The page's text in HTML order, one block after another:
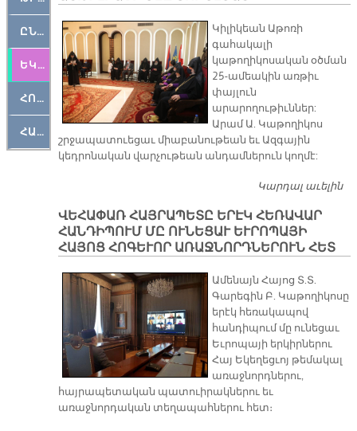
ԸՆԿԵՐԱՄՇԱԿՈՒԹԱՅԻՆ
ԵԿԵՂԵՑԱԿԱՆ
ՀՈԳԵՄՏԱՒՈՐ
ՀԱՐԹԱԿ
Կիլիկեան Աթոռի
գահակալի
կաթողիկոսական օծման
25-ամեակին առթիւ
փայլուն
արարողութիւններ:
Արամ Ա. Կաթողիկոս
շրջապատուեցաւ միաբանութեան եւ Ազգային
կեդրոնական վարչութեան անդամներուն կողմէ:
Կարդալ աւելին
ՎԵՀԱՓԱՌ ՀԱՅՐԱՊԵՏԸ ԵՐԷԿ ՀԵՌԱՎԱՐ
ՀԱՆԴԻՊՈՒՄ ՄԸ ՈՒՆԵՑԱՒ ԵՒՐՈՊԱՅԻ
ՀԱՅՈՑ ՀՈԳԵՒՈՐ ԱՌԱՋՆՈՐԴՆԵՐՈՒՆ ՀԵՏ
Ամենայն Հայոց Տ.Տ.
Գարեգին Բ. Կաթողիկոսը
երէկ հեռակապով
հանդիպում մը ունեցաւ
Եւրոպայի երկիրներու
Հայ Եկեղեցւոյ թեմակալ
առաջնորդներու,
հայրապետական պատուիրակներու եւ
առաջնորդական տեղապահներու հետ։